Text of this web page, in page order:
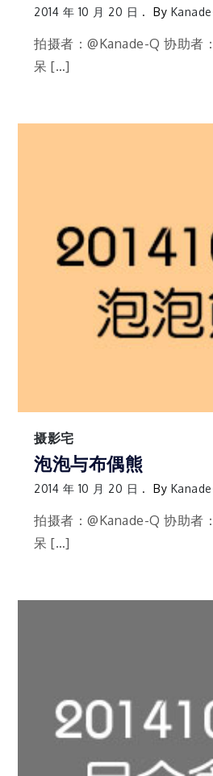
2014 年 10 月 20 日 By
拍摄者：@Kanade-Q 协助者
呆 […]
摄影宅
泡泡与布偶熊
2014 年 10 月 20 日 By
拍摄者：@Kanade-Q 协助者
呆 […]